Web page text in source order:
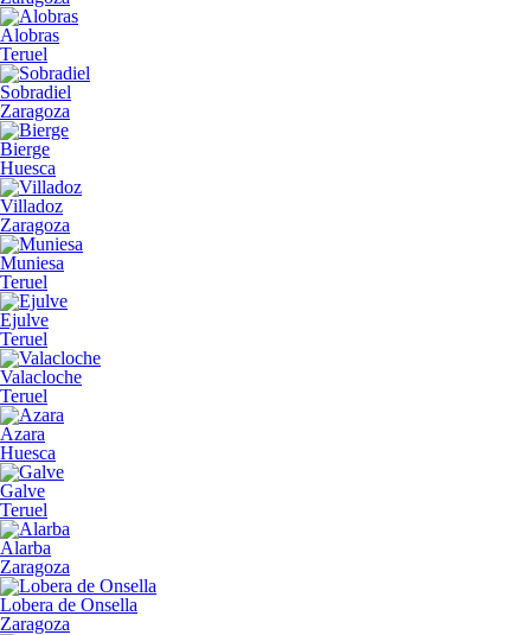
Alobras
Teruel
Sobradiel
Zaragoza
Bierge
Huesca
Villadoz
Zaragoza
Muniesa
Teruel
Ejulve
Teruel
Valacloche
Teruel
Azara
Huesca
Galve
Teruel
Alarba
Zaragoza
Lobera de Onsella
Zaragoza